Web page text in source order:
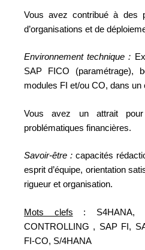
Vous avez contribué à des
d’organisations et de
Environnement technique :
SAP FICO (paramétrage),
modules FI et/ou CO, dans un
Vous avez un attrait
problématiques financières.
Savoir-être :capacités
esprit d’équipe, orientation
rigueur et organisation.
Mots clefs : S4HANA,
CONTROLLING , SAP FI,
FI-CO, S/4HANA